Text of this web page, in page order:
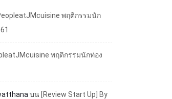
พฤติกรรมนัก
พฤติกรรมนักท่อง
บน [Review Start Up] By